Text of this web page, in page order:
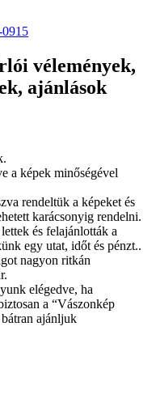
vélemények,
ajánlások
a képek minőségével
rendeltük a képeket és
karácsonyig rendelni.
és felajánlották a
egy utat, időt és pénzt..
nagyon ritkán
elégedve, ha
a “Vászonkép
ajánljuk